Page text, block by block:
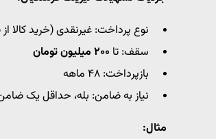
نوع پرداخت: غیرنقدی (خرید کالا
سقف: تا ۲۰۰ میلیون تومان
بازپرداخت: ۴۸ ماهه
نیاز به ضامن: بله، حداقل یک
مثال: